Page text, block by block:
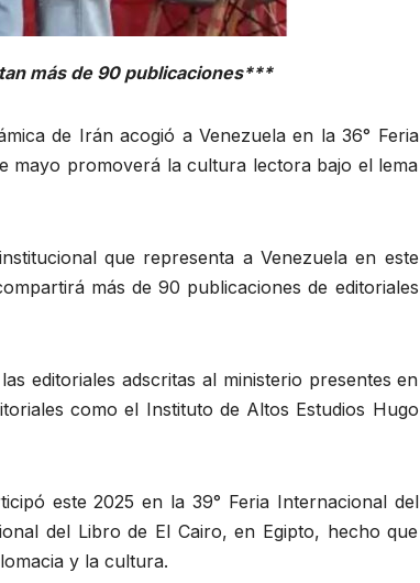
más de 90 publicaciones***
de Irán acogió a Venezuela en la 36° Feria
mayo promoverá la cultura lectora bajo el lema
que representa a Venezuela en este
más de 90 publicaciones de editoriales
editoriales adscritas al ministerio presentes en
como el Instituto de Altos Estudios Hugo
este 2025 en la 39° Feria Internacional del
del Libro de El Cairo, en Egipto, hecho que
y la cultura.